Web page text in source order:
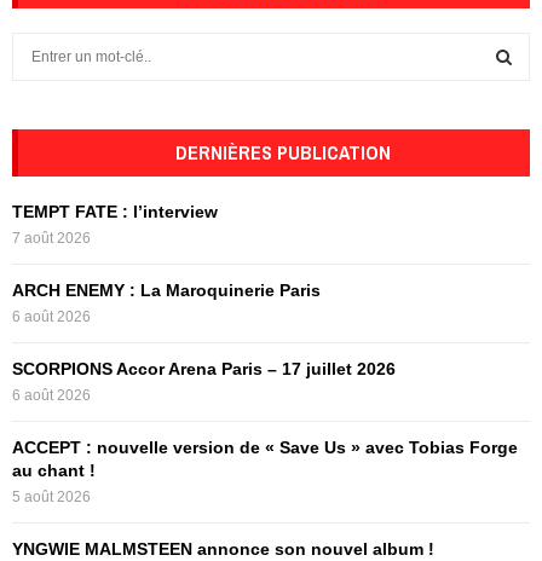
h
o
r
DERNIÈRES PUBLICATION
TEMPT FATE : l’interview
7 août 2026
ARCH ENEMY : La Maroquinerie Paris
6 août 2026
SCORPIONS Accor Arena Paris – 17 juillet 2026
6 août 2026
ACCEPT : nouvelle version de « Save Us » avec Tobias Forge
au chant !
5 août 2026
YNGWIE MALMSTEEN annonce son nouvel album !